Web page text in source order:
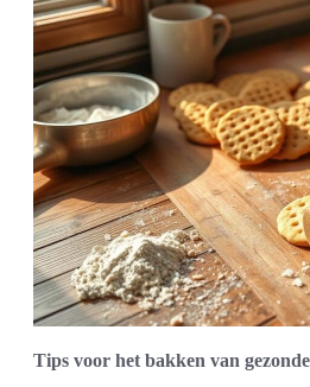
Tips voor het bakken van